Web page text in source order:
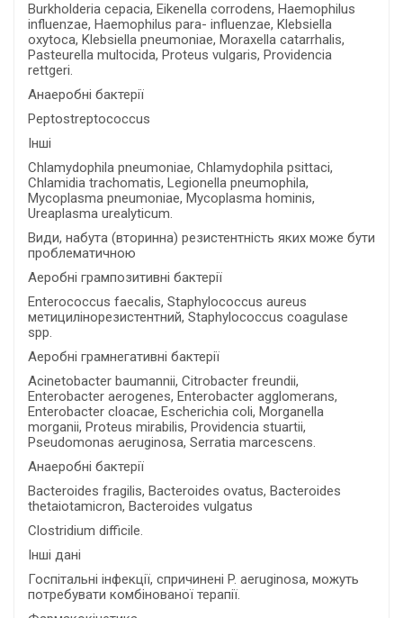
Burkholderia cepacia, Eikenella corrodens, Haemophilus
influenzae, Haemophilus para- influenzae, Klebsiella
oxytoca, Klebsiella pneumoniae, Moraxella catarrhalis,
Pasteurella multocida, Proteus vulgaris, Providencia
rettgeri.
Анаеробні бактерії
Peptostreptococcus
Інші
Chlamydophila pneumoniae, Chlamydophila psittaci,
Chlamidia trachomatis, Legionella pneumophila,
Mycoplasma pneumoniae, Mycoplasma hominis,
Ureaplasma urealyticum.
Види, набута (вторинна) резистентність яких може бути
проблематичною
Аеробні грампозитивні бактерії
Enterococcus faecalis, Staphylococcus aureus
метицилінорезистентний, Staphylococcus coagulase
spp.
Аеробні грамнегативні бактерії
Acinetobacter baumannii, Citrobacter freundii,
Enterobacter aerogenes, Enterobacter agglomerans,
Enterobacter cloacae, Escherichia coli, Morganella
morganii, Proteus mirabilis, Providencia stuartii,
Pseudomonas aeruginosa, Serratia marcescens.
Анаеробні бактерії
Bacteroides fragilis, Bacteroides ovatus, Bacteroides
thetaiotamicron, Bacteroides vulgatus
Clostridium difficile.
Інші дані
Госпітальні інфекції, спричинені P. aeruginosa, можуть
потребувати комбінованої терапії.